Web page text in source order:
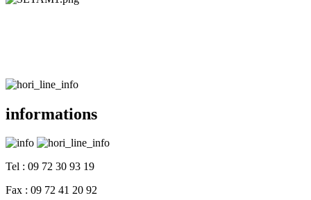
informations
Tel : 09 72 30 93 19
Fax : 09 72 41 20 92